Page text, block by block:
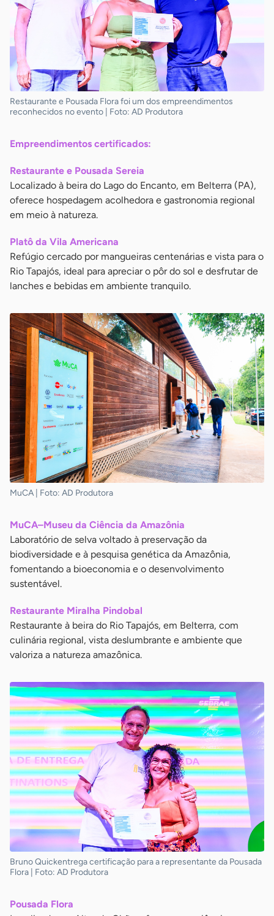
Restaurante e Pousada Flora foi um dos empreendimentos
reconhecidos no evento | Foto: AD Produtora
Empreendimentos certificados:
Restaurante e Pousada Sereia
Localizado à beira do Lago do Encanto, em Belterra (PA),
oferece hospedagem acolhedora e gastronomia regional
em meio à natureza.
Platô da Vila Americana
Refúgio cercado por mangueiras centenárias e vista para o
Rio Tapajós, ideal para apreciar o pôr do sol e desfrutar de
lanches e bebidas em ambiente tranquilo.
MuCA | Foto: AD Produtora
MuCA–Museu da Ciência da Amazônia
Laboratório de selva voltado à preservação da
biodiversidade e à pesquisa genética da Amazônia,
fomentando a bioeconomia e o desenvolvimento
sustentável.
Restaurante Miralha Pindobal
Restaurante à beira do Rio Tapajós, em Belterra, com
culinária regional, vista deslumbrante e ambiente que
valoriza a natureza amazônica.
Bruno Quickentrega certificação para a representante da Pousada
Flora | Foto: AD Produtora
Pousada Flora